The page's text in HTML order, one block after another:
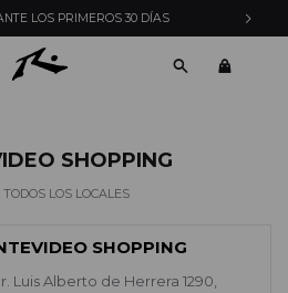
LOS PRIMEROS 30 DÍAS
SHOPPING
LOS LOCALES
SHOPPING
Luis Alberto de Herrera 1290,